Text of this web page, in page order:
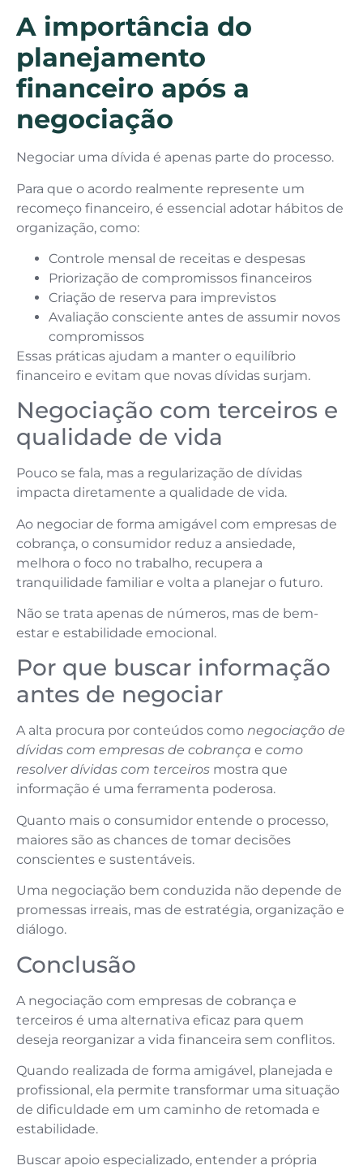
A importância do
planejamento
financeiro após a
negociação
Negociar uma dívida é apenas parte do processo.
Para que o acordo realmente represente um
recomeço financeiro, é essencial adotar hábitos de
organização, como:
Controle mensal de receitas e despesas
Priorização de compromissos financeiros
Criação de reserva para imprevistos
Avaliação consciente antes de assumir novos
compromissos
Essas práticas ajudam a manter o equilíbrio
financeiro e evitam que novas dívidas surjam.
Negociação com terceiros e
qualidade de vida
Pouco se fala, mas a regularização de dívidas
impacta diretamente a qualidade de vida.
Ao negociar de forma amigável com empresas de
cobrança, o consumidor reduz a ansiedade,
melhora o foco no trabalho, recupera a
tranquilidade familiar e volta a planejar o futuro.
Não se trata apenas de números, mas de bem-
estar e estabilidade emocional.
Por que buscar informação
antes de negociar
A alta procura por conteúdos como negociação de
dívidas com empresas de cobrança e como
resolver dívidas com terceiros mostra que
informação é uma ferramenta poderosa.
Quanto mais o consumidor entende o processo,
maiores são as chances de tomar decisões
conscientes e sustentáveis.
Uma negociação bem conduzida não depende de
promessas irreais, mas de estratégia, organização e
diálogo.
Conclusão
A negociação com empresas de cobrança e
terceiros é uma alternativa eficaz para quem
deseja reorganizar a vida financeira sem conflitos.
Quando realizada de forma amigável, planejada e
profissional, ela permite transformar uma situação
de dificuldade em um caminho de retomada e
estabilidade.
Buscar apoio especializado, entender a própria